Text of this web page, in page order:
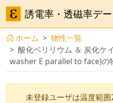
誘電率・透磁率デ
ホーム
物性一覧
酸化ベリリウム ＆ 炭化ケ
washer E parallel to face)の
未登録ユーザは温度範